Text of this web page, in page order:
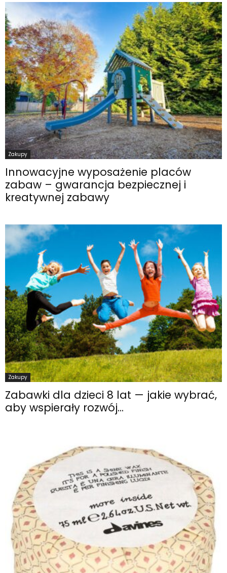
Zakupy
Innowacyjne wyposażenie placów
zabaw – gwarancja bezpiecznej i
kreatywnej zabawy
Zakupy
Zabawki dla dzieci 8 lat — jakie wybrać,
aby wspierały rozwój...